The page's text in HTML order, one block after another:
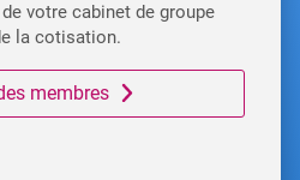
votre cabinet de groupe
la cotisation.
membres